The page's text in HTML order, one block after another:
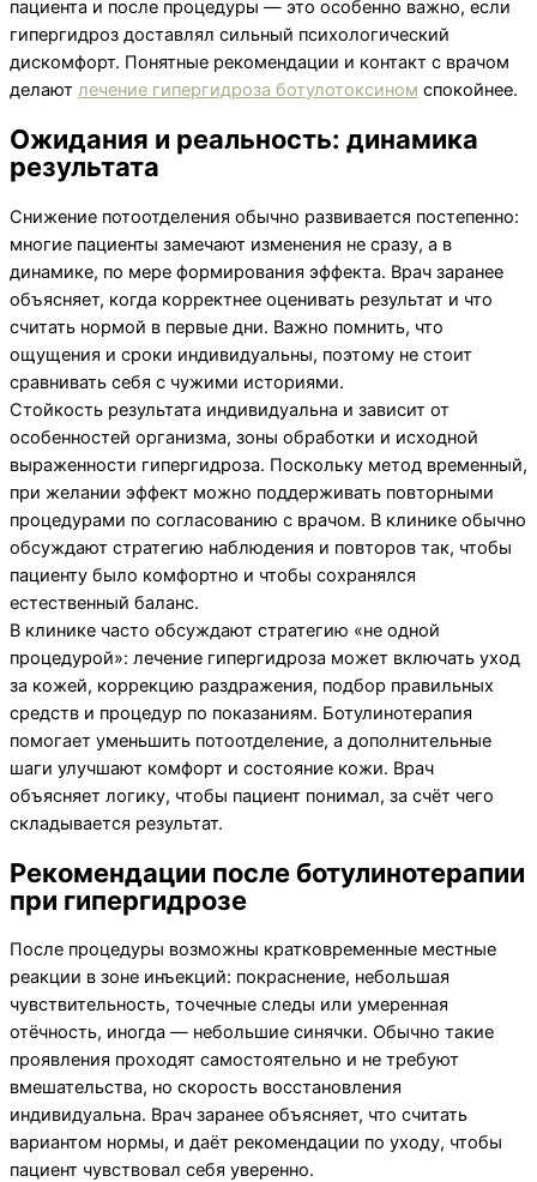
пациента и после процедуры — это особенно важно, если
гипергидроз доставлял сильный психологический
дискомфорт. Понятные рекомендации и контакт с врачом
делают лечение гипергидроза ботулотоксином спокойнее.
Ожидания и реальность: динамика
результата
Снижение потоотделения обычно развивается постепенно:
многие пациенты замечают изменения не сразу, а в
динамике, по мере формирования эффекта. Врач заранее
объясняет, когда корректнее оценивать результат и что
считать нормой в первые дни. Важно помнить, что
ощущения и сроки индивидуальны, поэтому не стоит
сравнивать себя с чужими историями.
Стойкость результата индивидуальна и зависит от
особенностей организма, зоны обработки и исходной
выраженности гипергидроза. Поскольку метод временный,
при желании эффект можно поддерживать повторными
процедурами по согласованию с врачом. В клинике обычно
обсуждают стратегию наблюдения и повторов так, чтобы
пациенту было комфортно и чтобы сохранялся
естественный баланс.
В клинике часто обсуждают стратегию «не одной
процедурой»: лечение гипергидроза может включать уход
за кожей, коррекцию раздражения, подбор правильных
средств и процедур по показаниям. Ботулинотерапия
помогает уменьшить потоотделение, а дополнительные
шаги улучшают комфорт и состояние кожи. Врач
объясняет логику, чтобы пациент понимал, за счёт чего
складывается результат.
Рекомендации после ботулинотерапии
при гипергидрозе
После процедуры возможны кратковременные местные
реакции в зоне инъекций: покраснение, небольшая
чувствительность, точечные следы или умеренная
отёчность, иногда — небольшие синячки. Обычно такие
проявления проходят самостоятельно и не требуют
вмешательства, но скорость восстановления
индивидуальна. Врач заранее объясняет, что считать
вариантом нормы, и даёт рекомендации по уходу, чтобы
пациент чувствовал себя уверенно.